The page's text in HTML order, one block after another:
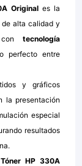
Original es la
de alta calidad y
tecnología
perfecto entre
y gráficos
la presentación
especial
resultados
HP 330A